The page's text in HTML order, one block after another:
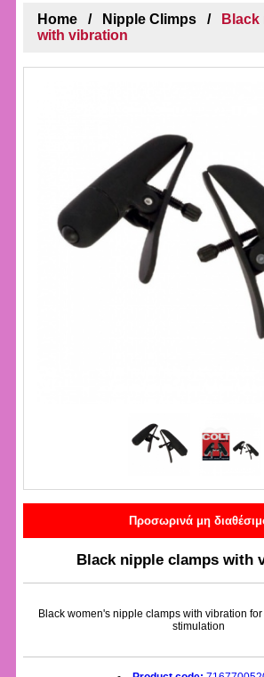
Home Nipple Climps
Black
with vibration
Προσωρινά μη
Black nipple clamps with
Black women's nipple clamps with vibration
stimulation